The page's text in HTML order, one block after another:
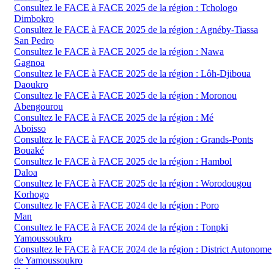
Consultez le FACE à FACE 2025 de la région : Tchologo
Dimbokro
Consultez le FACE à FACE 2025 de la région : Agnéby-Tiassa
San Pedro
Consultez le FACE à FACE 2025 de la région : Nawa
Gagnoa
Consultez le FACE à FACE 2025 de la région : Lôh-Djiboua
Daoukro
Consultez le FACE à FACE 2025 de la région : Moronou
Abengourou
Consultez le FACE à FACE 2025 de la région : Mé
Aboisso
Consultez le FACE à FACE 2025 de la région : Grands-Ponts
Bouaké
Consultez le FACE à FACE 2025 de la région : Hambol
Daloa
Consultez le FACE à FACE 2025 de la région : Worodougou
Korhogo
Consultez le FACE à FACE 2024 de la région : Poro
Man
Consultez le FACE à FACE 2024 de la région : Tonpki
Yamoussoukro
Consultez le FACE à FACE 2024 de la région : District Autonome
de Yamoussoukro